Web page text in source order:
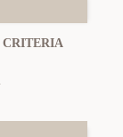
CRITERIA